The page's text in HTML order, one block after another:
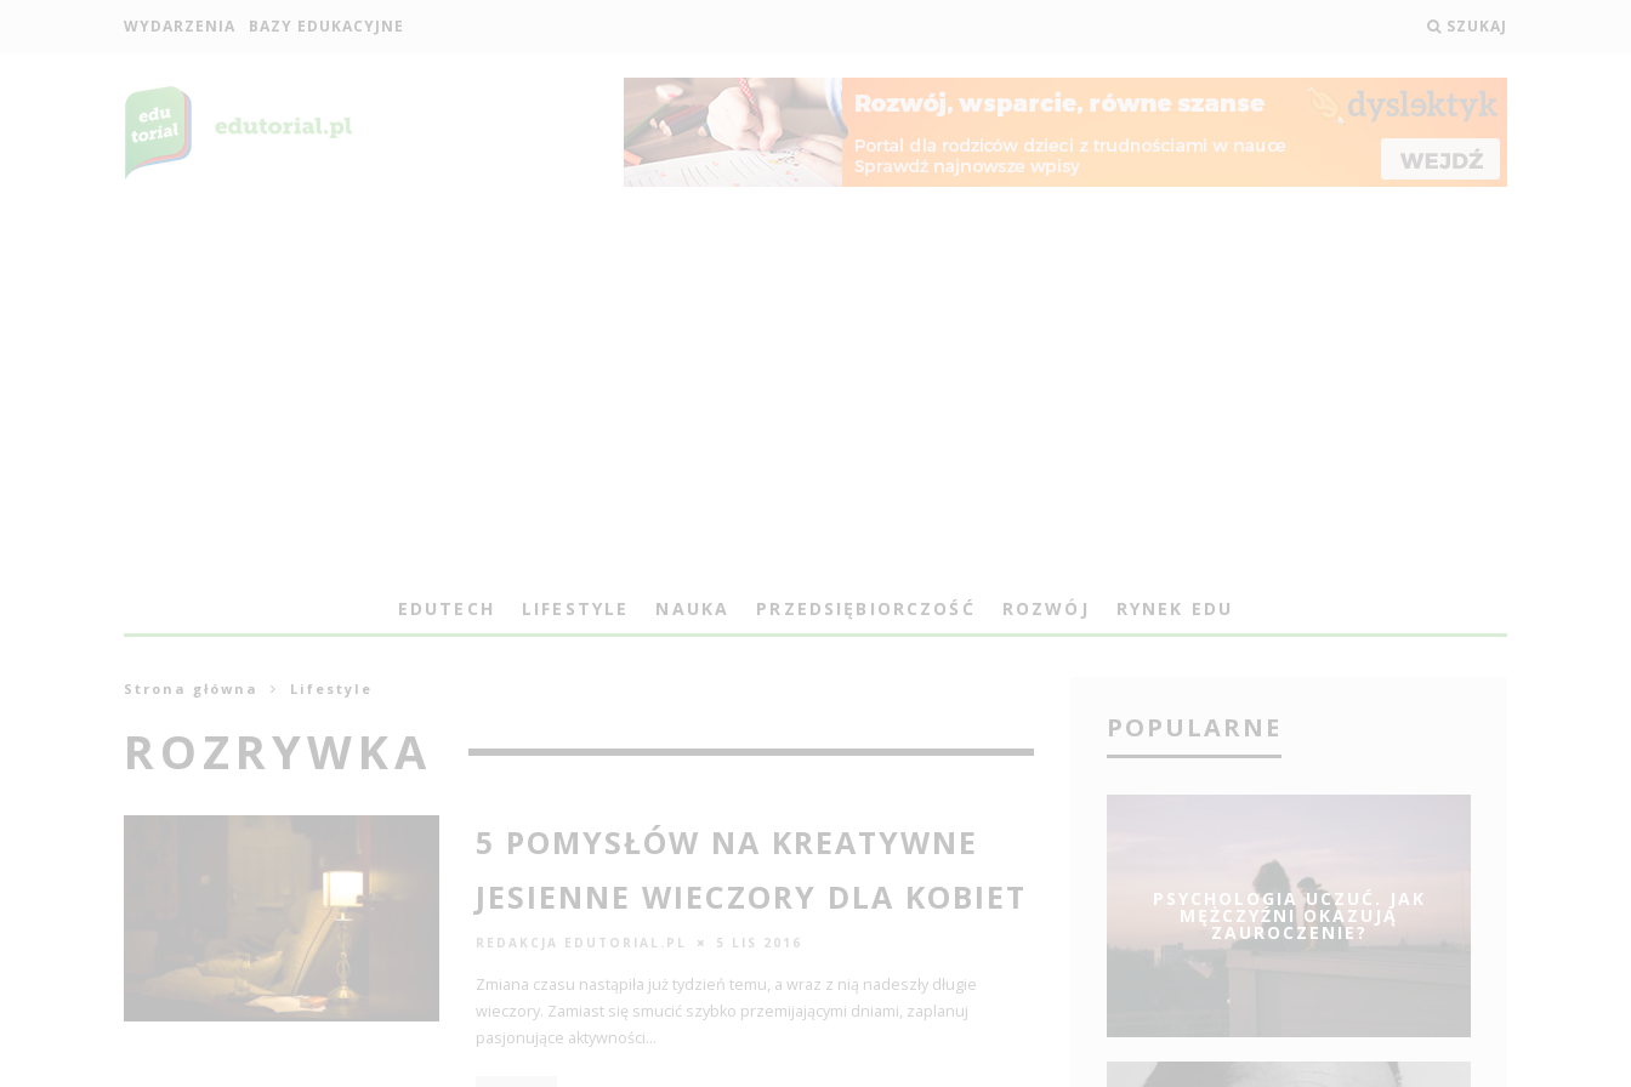
WYDARZENIA BAZY EDUKACYJNE SZUKAJ
EDUTECH LIFESTYLE NAUKA PRZEDSIĘBIORCZOŚĆ ROZWÓJ RYNEK EDU
Strona główna Lifestyle
ROZRYWKA
5 POMYSŁÓW NA KREATYWNE
JESIENNE WIECZORY DLA KOBIET
REDAKCJA EDUTORIAL.PL 5 LIS 2016
Zmiana czasu nastąpiła już tydzień temu, a wraz z nią nadeszły długie
wieczory. Zamiast się smucić szybko przemijającymi dniami, zaplanuj
pasjonujące aktywności...
POPULARNE
PSYCHOLOGIA UCZUĆ. JAK
MĘŻCZYŹNI OKAZUJĄ
ZAUROCZENIE?